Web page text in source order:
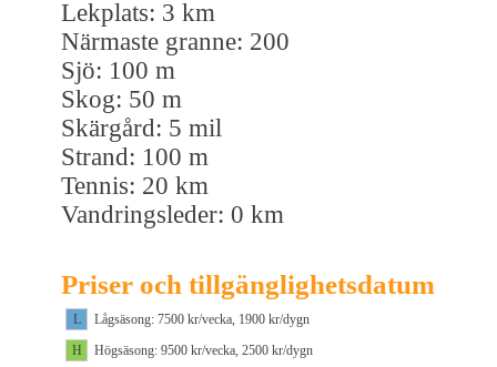
Lekplats: 3 km
Närmaste granne: 200
Sjö: 100 m
Skog: 50 m
Skärgård: 5 mil
Strand: 100 m
Tennis: 20 km
Vandringsleder: 0 km
Priser och tillgänglighetsdatum
L
Lågsäsong: 7500 kr/vecka, 1900 kr/dygn
H
Högsäsong: 9500 kr/vecka, 2500 kr/dygn